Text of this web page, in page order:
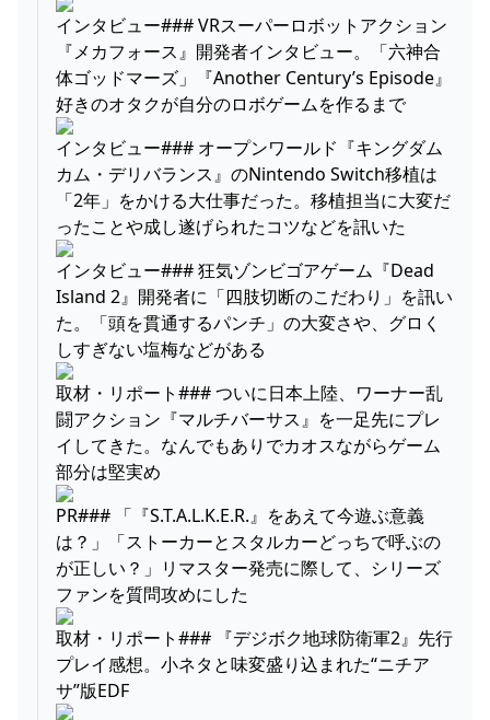
インタビュー### VRスーパーロボットアクション
『メカフォース』開発者インタビュー。「六神合
体ゴッドマーズ」『Another Century’s Episode』
好きのオタクが自分のロボゲームを作るまで
インタビュー### オープンワールド『キングダム
カム・デリバランス』のNintendo Switch移植は
「2年」をかける大仕事だった。移植担当に大変だ
ったことや成し遂げられたコツなどを訊いた
インタビュー### 狂気ゾンビゴアゲーム『Dead
Island 2』開発者に「四肢切断のこだわり」を訊い
た。「頭を貫通するパンチ」の大変さや、グロく
しすぎない塩梅などがある
取材・リポート### ついに日本上陸、ワーナー乱
闘アクション『マルチバーサス』を一足先にプレ
イしてきた。なんでもありでカオスながらゲーム
部分は堅実め
PR### 「『S.T.A.L.K.E.R.』をあえて今遊ぶ意義
は？」「ストーカーとスタルカーどっちで呼ぶの
が正しい？」リマスター発売に際して、シリーズ
ファンを質問攻めにした
取材・リポート### 『デジボク地球防衛軍2』先行
プレイ感想。小ネタと味変盛り込まれた“ニチア
サ”版EDF